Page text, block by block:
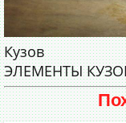
Кузов
ЭЛЕМЕНТЫ